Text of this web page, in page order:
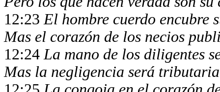
12:23El hombre cuerdo encubre
Mas el corazón de los necios
12:24La mano de los diligentes
Mas la negligencia será